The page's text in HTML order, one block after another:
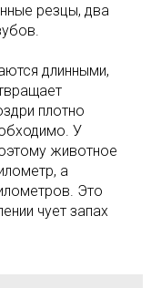
резцы, два
длинными,
плотно
У
животное
а
Это
чует запах